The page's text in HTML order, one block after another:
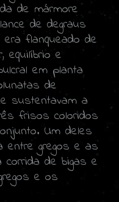
de mármore
de degraus
flanqueado de
equilíbrio e
em planta
de
sustentavam a
frisos coloridos
Um deles
entre gregos e as
corrida de bigas e
e os